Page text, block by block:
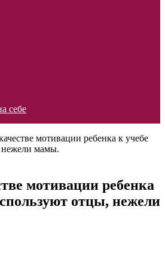
себе
мотивации ребенка к учебе
нежели мамы.
мотивации ребенка
отцы, нежели